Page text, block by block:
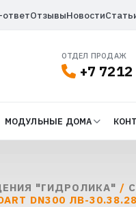
ОтзывыНовости
ОТДЕЛ ПРОДАЖ
+7
МОДУЛЬНЫЕ ДОМА
"ГИДРОЛИКА" /
DN300 ЛВ-